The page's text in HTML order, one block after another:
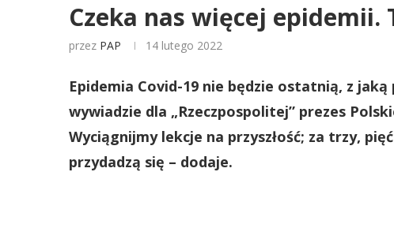
Czeka nas więcej
przez PAP 14 lutego 2022
Epidemia Covid-19 nie będzie ostatnią, z
wywiadzie dla „Rzeczpospolitej” prezes
Wyciągnijmy lekcje na przyszłość; za trzy,
przydadzą się – dodaje.